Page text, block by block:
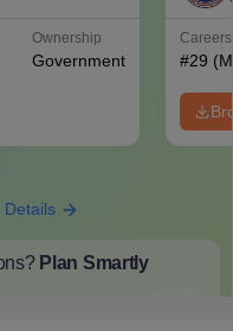
Ownership
Government #29
Details
Plan Smartly